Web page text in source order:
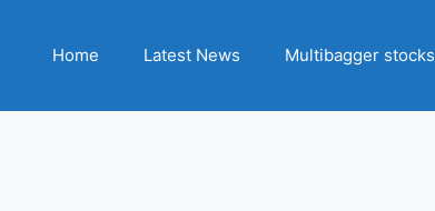
Home Latest News Multibagger stocks